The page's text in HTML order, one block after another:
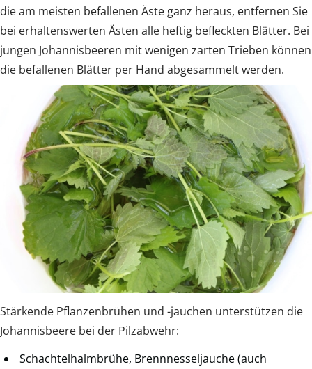
die am meisten befallenen Äste ganz heraus, entfernen Sie
bei erhaltenswerten Ästen alle heftig befleckten Blätter. Bei
jungen Johannisbeeren mit wenigen zarten Trieben können
die befallenen Blätter per Hand abgesammelt werden.
Stärkende Pflanzenbrühen und -jauchen unterstützen die
Johannisbeere bei der Pilzabwehr:
Schachtelhalmbrühe, Brennnesseljauche (auch